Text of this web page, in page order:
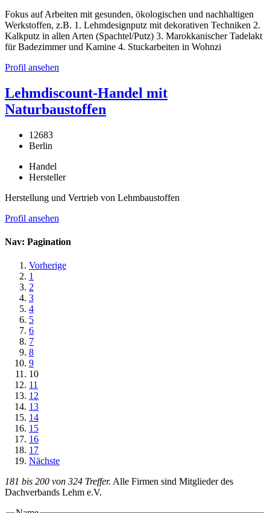
Fokus auf Arbeiten mit gesunden, ökologischen und nachhaltigen
Werkstoffen, z.B. 1. Lehmdesignputz mit dekorativen Techniken 2.
Kalkputz in allen Arten (Spachtel/Putz) 3. Marokkanischer Tadelakt
für Badezimmer und Kamine 4. Stuckarbeiten in Wohnzi
Profil ansehen
Lehmdiscount-Handel mit
Naturbaustoffen
12683
Berlin
Handel
Hersteller
Herstellung und Vertrieb von Lehmbaustoffen
Profil ansehen
Nav: Pagination
Vorherige
1
2
3
4
5
6
7
8
9
10
11
12
13
14
15
16
17
Nächste
181 bis 200 von 324 Treffer. Alle Firmen sind Mitglieder des
Dachverbands Lehm e.V.